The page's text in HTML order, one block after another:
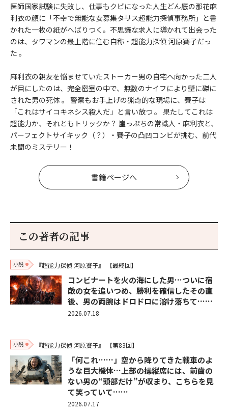
医師国家試験に失敗し、仕事もクビになった人生どん底の那花麻
利衣の顔に「不幸で無能な女募集――タリス超能力探偵事務所」と書
かれた一枚の紙がへばりつく。不思議な求人に導かれて出会った
のは、タワマンの最上階に住む自称・超能力探偵 河原賽子だっ
た 。
麻利衣の親友を悩ませていたストーカー男の自宅へ向かった二人
が目にしたのは、完全密室の中で、無数のナイフにより壁に磔に
された男の死体 。 警察もお手上げの猟奇的な現場に、賽子は
「これはサイコキネシス殺人だ」と言い放つ 。 果たしてこれは
超能力か、それともトリックか？ 崖っぷちの常識人・麻利衣と、
パーフェクトサイキック（？）・賽子の凸凹コンビが挑む、前代
未聞のミステリー！
書籍ページへ
この著者の記事
小説 『超能力探偵 河原賽子』 【最終回】
コンビナートを火の海にした男…ついに宿
敵の女を追いつめ、勝利を確信した――その直
後、男の両腕はドロドロに溶け落ちて……
2026.07.18
小説 『超能力探偵 河原賽子』 【第83回】
「何これ……」空から降りてきた戦車のよ
うな巨大機体…上部の操縦席には、前歯の
ない男の“頭部だけ”が収まり、こちらを見
て笑っていて……
2026.07.17